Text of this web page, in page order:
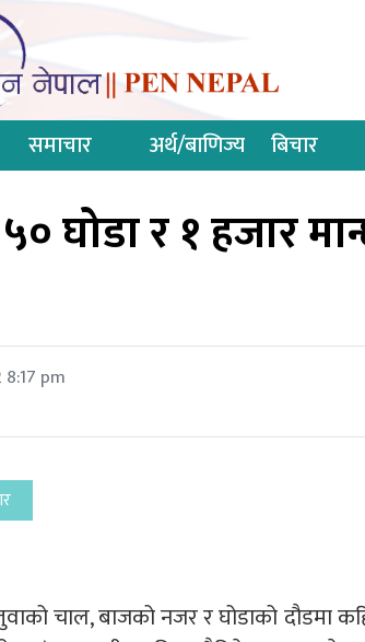
समाचार अर्थ/बाणिज्य बिचार
घोडा र १ हजार
pm
चाल, बाजको नजर र घोडाको दौडमा